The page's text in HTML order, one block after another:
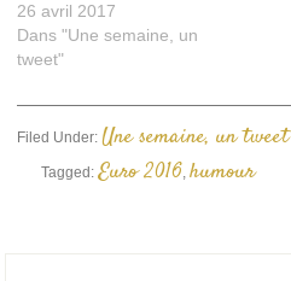
26 avril 2017
Dans "Une semaine, un
tweet"
Filed Under:Une semaine, un tweet
Tagged:Euro 2016,humour